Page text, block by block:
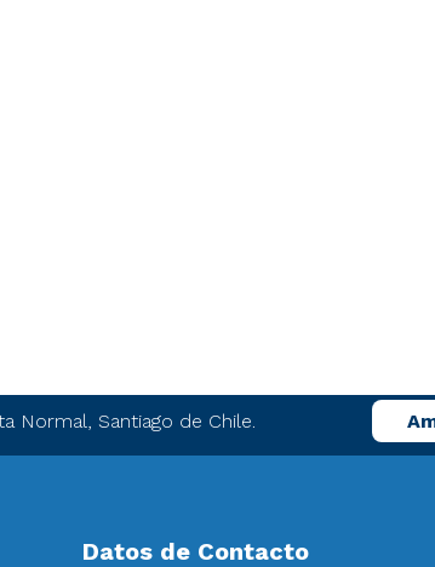
Normal, Santiago de Chile.
Datos de Contacto